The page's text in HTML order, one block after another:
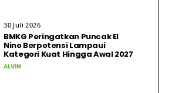
30 Juli 2026
BMKG Peringatkan Puncak El
Nino Berpotensi Lampaui
Kategori Kuat Hingga Awal 2027
ALVIN